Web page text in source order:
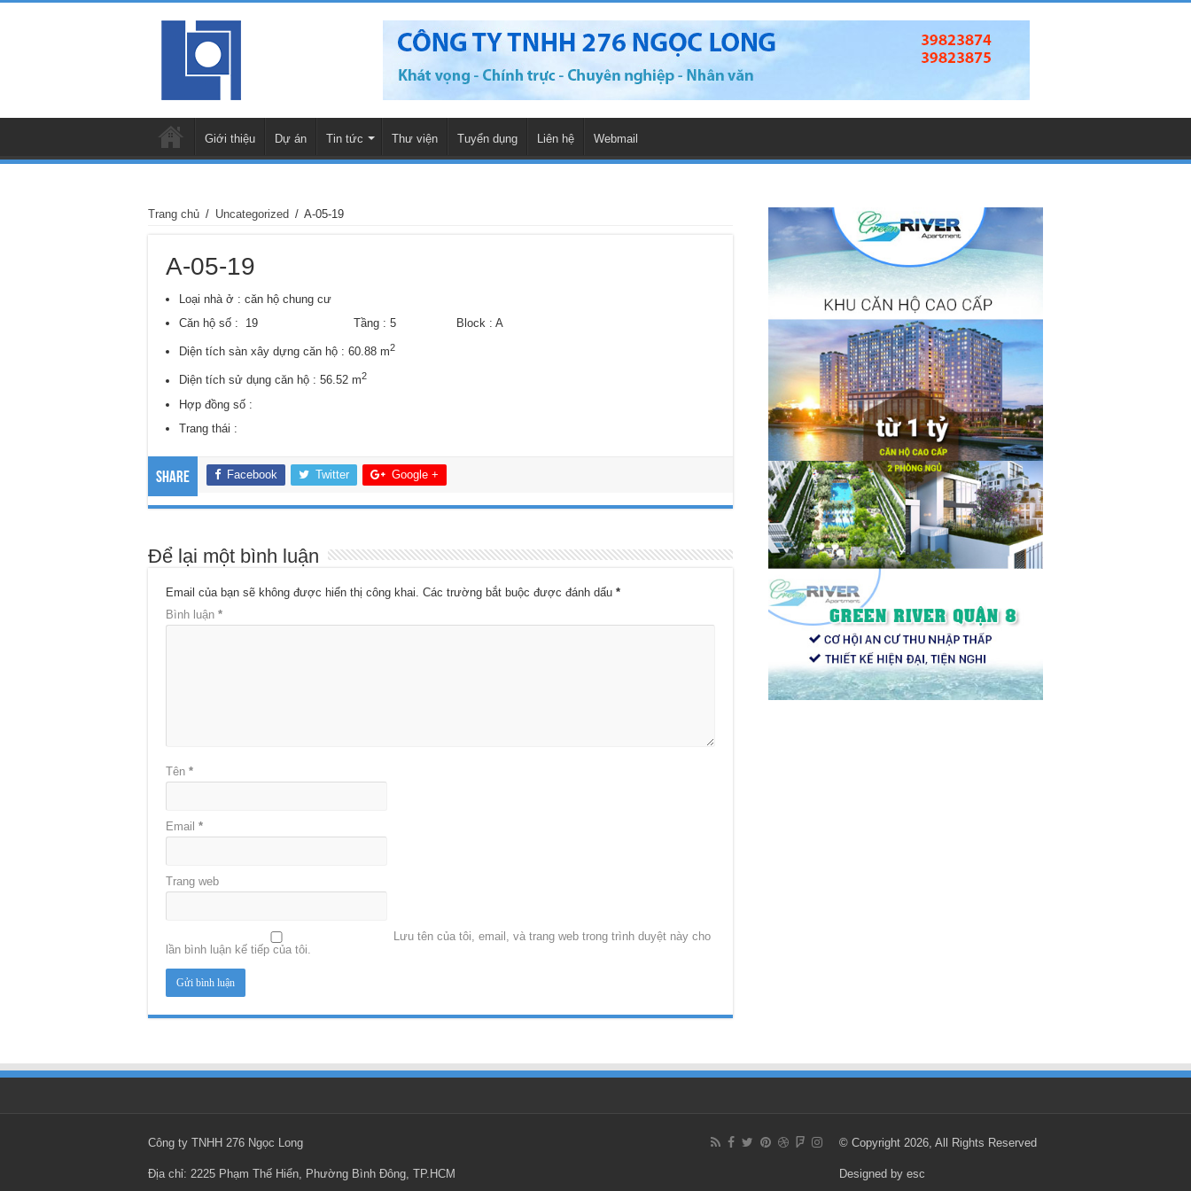
Giới thiệu Dự án Tin tức Thư viện Tuyển dụng Liên hệ Webmail
Trang chủ / Uncategorized / A-05-19
A-05-19
Loại nhà ở : căn hộ chung cư
Căn hộ số : 19 Tầng : 5 Block : A
Diện tích sàn xây dựng căn hộ : 60.88 m2
Diện tích sử dụng căn hộ : 56.52 m2
Hợp đồng số :
Trang thái :
Share Facebook Twitter Google +
Để lại một bình luận
Email của bạn sẽ không được hiển thị công khai. Các trường bắt buộc được đánh dấu *
Bình luận *
Tên *
Email *
Trang web
Lưu tên của tôi, email, và trang web trong trình duyệt này cho
lần bình luận kế tiếp của tôi.
© Copyright 2026, All Rights Reserved
Designed by esc
Công ty TNHH 276 Ngọc Long
Địa chỉ: 2225 Phạm Thế Hiển, Phường Bình Đông, TP.HCM